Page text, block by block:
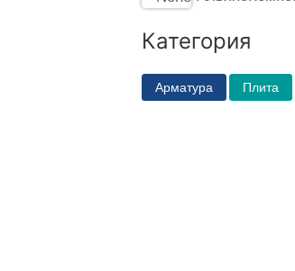
Категория
Арматура Плита